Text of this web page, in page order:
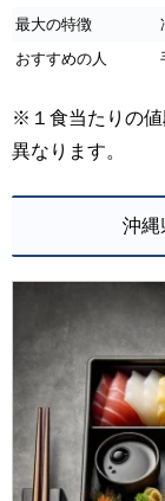
最大の特徴
おすすめの人
※１食当たりの値
異なります。
沖縄